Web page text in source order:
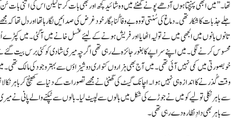
تھا ۔ ” میں ابھی پہنچتا ہوں آدھے پونے گھنٹے میں وہ شائید کچھ اور بھی بات کرتا لیکن اس کی
جلے جذبات کا شکار تھی۔ دماغ کی سُنتی تو وہ بے وفا گُناہگار خودغرض کی صدائیں لگا رہا تھا اور دل تھا
تانوں بانوں میں الجھی میں نے تولیہ اٹھایا اور فریش ہونے کے لیئے غسل خانے میں آگئی۔ میں
محسوس کرنے لگی۔ میں اپنے سراپے کا بغور جائزہ لے رہی تھی اگرچہ میری شادی کو کئی برس بیت
خوبصورتی میں کمی نہیں آئی تھی۔ میں آج بھی ہزاروں کنواری دوشیزاؤں سے بہتر وجود کی مالک تھی۔
وقت گُذرنے کا اندازہ ہی نہیں ہوا۔ اچانک گیٹ کی گھنٹی نے مجھے تصورات کے دنیا سے کھینچ کر باہر
سے باہر نکلی تولیے کو میں نے جوڑے کی شکل میں بالوں سے لپیٹ لیا۔ بالوں سے ٹپکنے والے پانی نے
سے باہر بھی دادِ نظارہ دے رہی تھی۔